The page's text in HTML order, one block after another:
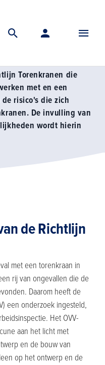
Torenkranen die
met en een
risico's die zich
De invulling van
wordt hierin
de Richtlijn
met een torenkraan in
rij van ongevallen die de
Daarom heeft de
een onderzoek ingesteld,
Het OVV-
aan het licht met
en de bouw van
op het ontwerp en de